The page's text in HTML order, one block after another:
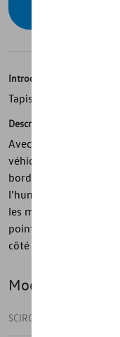
Introduction
Tapis de sol textiles
Description
Avec les tapis de sol
véhicule est bien
bord en forme de U
l'humidité. Les tapis
les mêmes propriétés
point fort visuel
côté conducteur.
Modèle(s)
SCIROCCO